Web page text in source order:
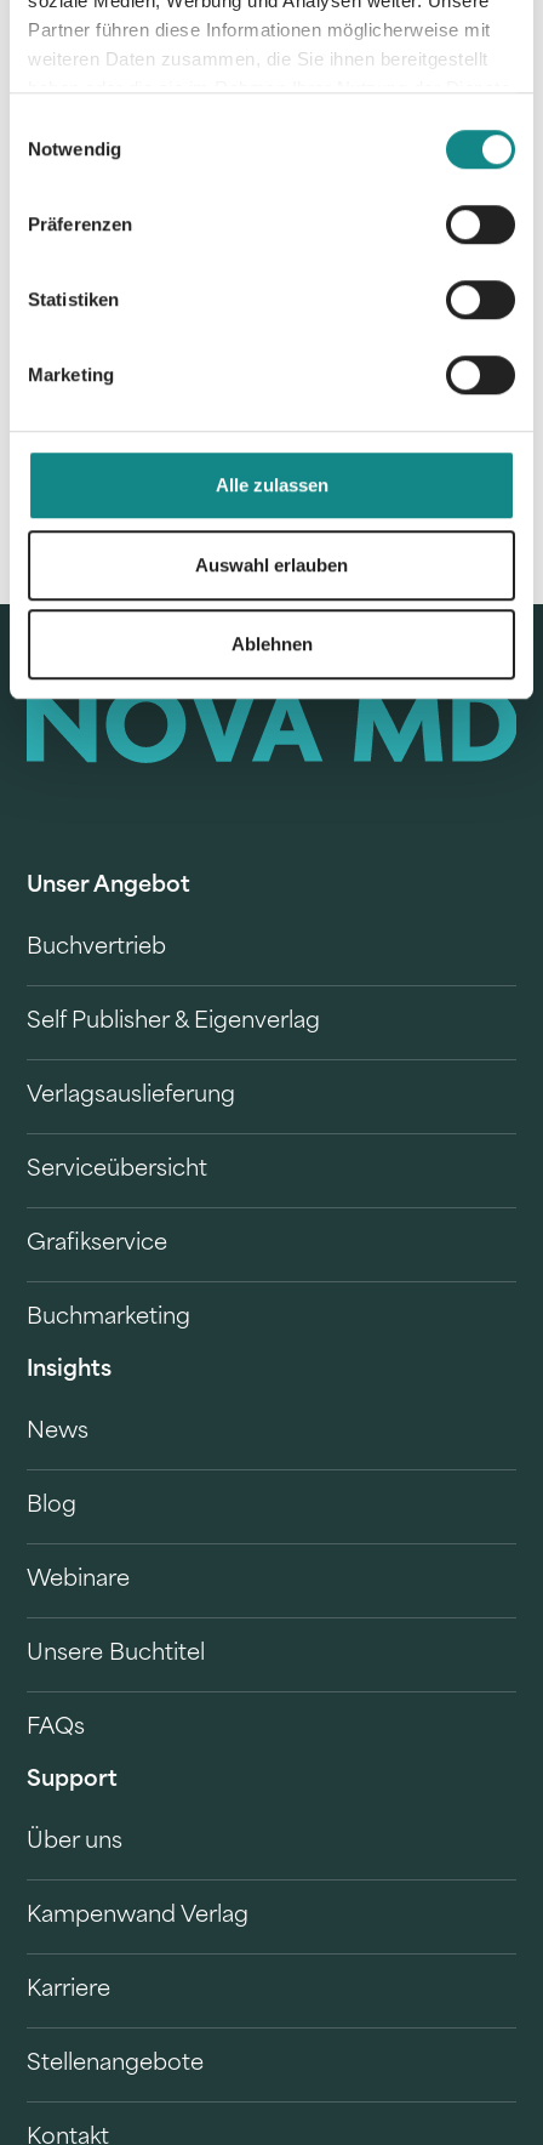
Partner führen diese Informationen möglicherweise mit
weiteren Daten zusammen, die Sie ihnen bereitgestellt
haben oder die sie im Rahmen Ihrer Nutzung der Dienste
Notwendig
Präferenzen
Statistiken
Marketing
Alle zulassen
Auswahl erlauben
Ablehnen
Unser Angebot
Buchvertrieb
Self Publisher & Eigenverlag
Verlagsauslieferung
Serviceübersicht
Grafikservice
Buchmarketing
Insights
News
Blog
Webinare
Unsere Buchtitel
FAQs
Support
Über uns
Kampenwand Verlag
Karriere
Stellenangebote
Kontakt